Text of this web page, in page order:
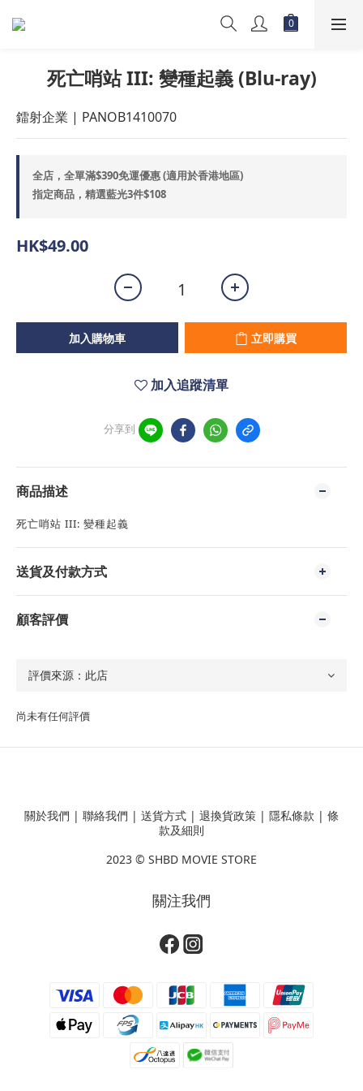
死亡哨站 III: 變種起義 (Blu-ray)
鐳射企業 | PANOB1410070
全店，全單滿$390免運優惠 (適用於香港地區)
指定商品，精選藍光3件$108
HK$49.00
加入購物車 立即購買
加入追蹤清單
分享到
商品描述
死亡哨站 III: 變種起義
送貨及付款方式
顧客評價
尚未有任何評價
關於我們 | 聯絡我們 | 送貨方式 | 退換貨政策 | 隱私條款 | 條
款及細則
2023 © SHBD MOVIE STORE
關注我們